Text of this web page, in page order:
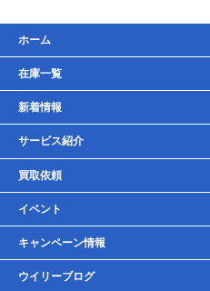
ホーム
在庫一覧
新着情報
サービス紹介
レンタルバイク
車検・点検・整備
貸しガレージ
買取依頼
イベント
キャンペーン情報
ウイリーブログ